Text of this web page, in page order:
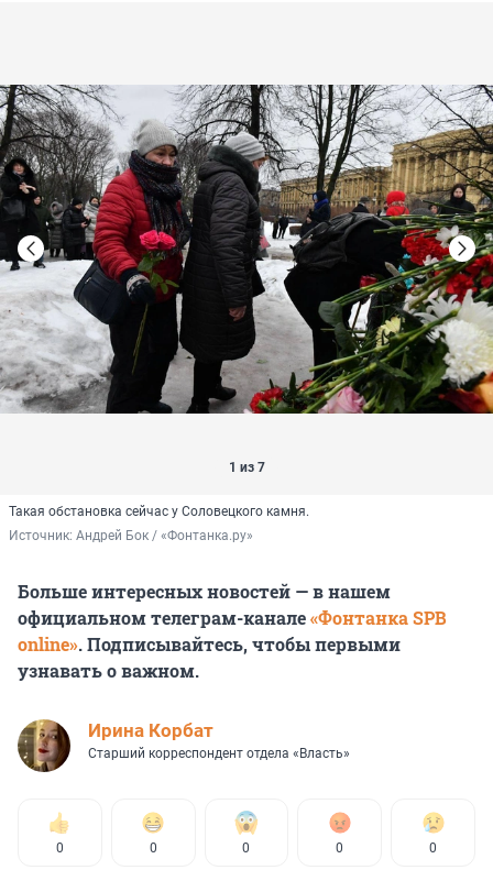
1 из 7
Такая обстановка сейчас у Соловецкого камня.
Источник: Андрей Бок / «Фонтанка.ру»
Больше интересных новостей — в нашем
официальном телеграм-канале«Фонтанка SPB
online». Подписывайтесь, чтобы первыми
узнавать о важном.
Иpина Корбат
Старший корреспондент отдела «Власть»
0 0 0 0 0